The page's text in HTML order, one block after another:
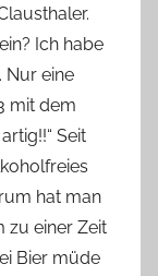
Ich habe
Nur eine
mit dem
Seit
hat man
zu einer Zeit
Bier müde